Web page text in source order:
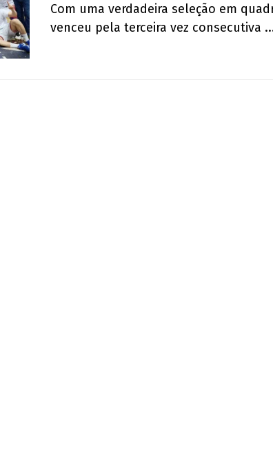
Com uma verdadeira seleção em
venceu pela terceira vez consecutiva